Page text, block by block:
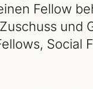
Fellow
und
Social